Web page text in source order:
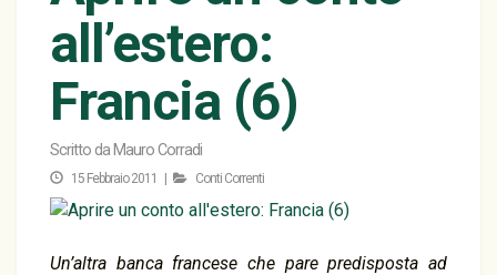
all’estero:
Francia (6)
Scritto da Mauro Corradi
15 Febbraio 2011 | Conti Correnti
Un’altra banca francese che pare predisposta ad